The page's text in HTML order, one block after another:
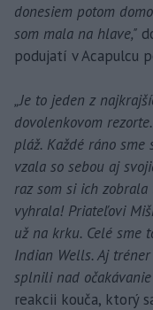
donesiem potom
som mala na hlave,"
podujatí v Acapulcu
„Je to jeden z
dovolenkovom
pláž. Každé ráno
vzala so sebou aj
raz som si ich
vyhrala! Priateľovi
už na krku. Celé sme
Indian Wells. Aj
splnili nad
reakcii kouča, ktorý